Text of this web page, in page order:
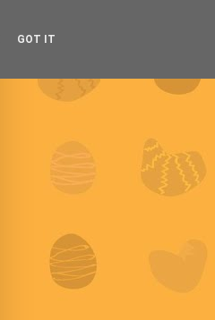
GOT IT